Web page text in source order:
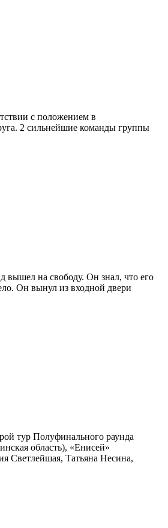
с положением в
2 сильнейшие команды группы
вышел на свободу. Он знал, что его
Он вынул из входной двери
тур Полуфинального раунда
область), «Енисей»
Светлейшая, Татьяна Несина,